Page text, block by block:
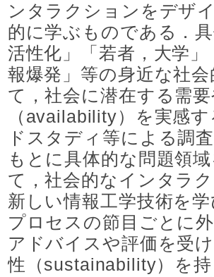
ンタラクションをデザ
的に学ぶものである．
活性化」「若者，大学
報爆発」等の身近な社
て，社会に潜在する需
（availability）を実感
ドスタディ等による調
もとに具体的な問題領
て，社会的なインタラ
新しい情報工学技術を
プロセスの節目ごとに
アドバイスや評価を受
性（sustainability）を